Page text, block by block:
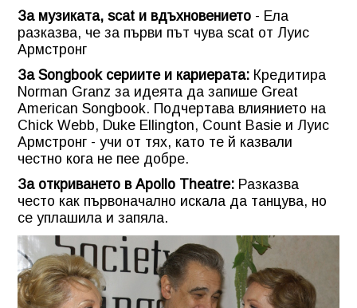
За музиката, scat и вдъхновението - Ела
разказва, че за първи път чува scat от Луис
Армстронг
За Songbook сериите и кариерата: Кредитира
Norman Granz за идеята да запише Great
American Songbook. Подчертава влиянието на
Chick Webb, Duke Ellington, Count Basie и Луис
Армстронг - учи от тях, като те й казвали
честно кога не пее добре.
За откриването в Apollo Theatre: Разказва
често как първоначално искала да танцува, но
се уплашила и запяла.